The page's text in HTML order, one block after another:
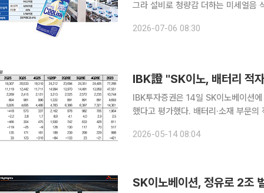
그라 설비로 청량감 더하는 미세얼음 식감 구현 전국 대부분 지역에서 낮 최고
림 성수기’를 맞이한 이곳 빙과 생산
2026-07-06 08:30
IBK투자증권은 14일 SK이노베이션
했다고 평가했다. 배터리·소재 부문
업이익은 2조1622억원으로 전 분기
2026-05-14 08:04
SK이노베이션, 정유로 2조